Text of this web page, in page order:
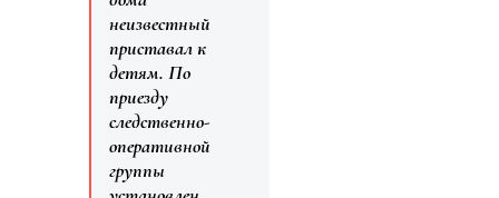
неизвестный
приставал к
детям. По
приезду
следственно-
оперативной
группы